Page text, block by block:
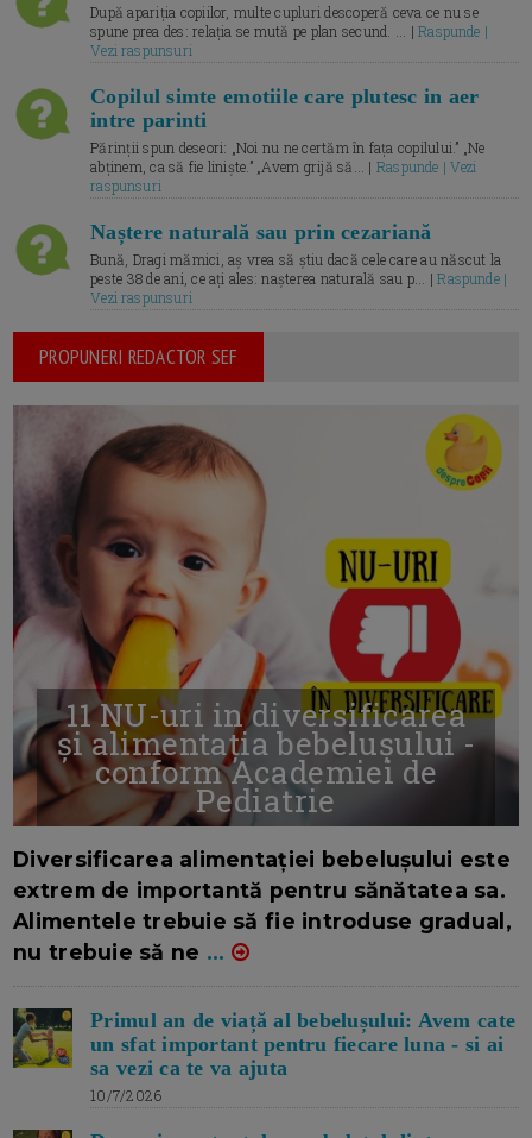
După apariția copiilor, multe cupluri descoperă ceva ce nu se
spune prea des: relația se mută pe plan secund. ... |Raspunde |
Vezi raspunsuri
Copilul simte emotiile care plutesc in aer
intre parinti
Părinții spun deseori: „Noi nu ne certăm în fața copilului.” „Ne
abținem, ca să fie liniște.” „Avem grijă să... | Raspunde | Vezi
raspunsuri
Naștere naturală sau prin cezariană
Bună, Dragi mămici, aș vrea să știu dacă cele care au născut la
peste 38 de ani, ce ați ales: nașterea naturală sau p... |Raspunde |
Vezi raspunsuri
PROPUNERI REDACTOR SEF
11 NU-uri in diversificarea
și alimentația bebelușului -
conform Academiei de
Pediatrie
Diversificarea alimentației bebelușului este
extrem de importantă pentru sănătatea sa.
Alimentele trebuie să fie introduse gradual,
nu trebuie să ne ...
Primul an de viață al bebelușului: Avem cate
un sfat important pentru fiecare luna - si ai
sa vezi ca te va ajuta
10/7/2026